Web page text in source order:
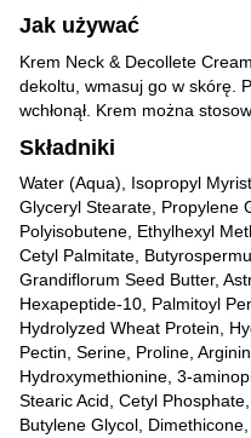
Jak używać
Krem Neck & Decollete
dekoltu, wmasuj go w skórę.
wchłonął. Krem można
Składniki
Water (Aqua), Isopropyl
Glyceryl Stearate, Propylene
Polyisobutene, Ethylhexyl
Cetyl Palmitate,
Grandiflorum Seed Butter,
Hexapeptide-10, Palmitoyl
Hydrolyzed Wheat Protein,
Pectin, Serine, Proline,
Hydroxymethionine, 3-
Stearic Acid, Cetyl
Butylene Glycol,